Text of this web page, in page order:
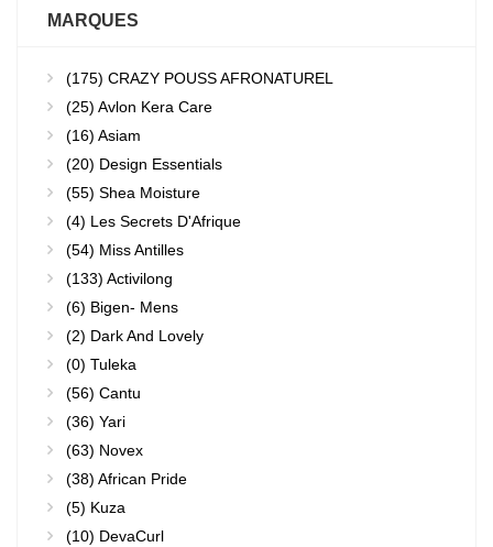
MARQUES
(175) CRAZY POUSS AFRONATUREL
(25) Avlon Kera Care
(16) Asiam
(20) Design Essentials
(55) Shea Moisture
(4) Les Secrets D'Afrique
(54) Miss Antilles
(133) Activilong
(6) Bigen- Mens
(2) Dark And Lovely
(0) Tuleka
(56) Cantu
(36) Yari
(63) Novex
(38) African Pride
(5) Kuza
(10) DevaCurl